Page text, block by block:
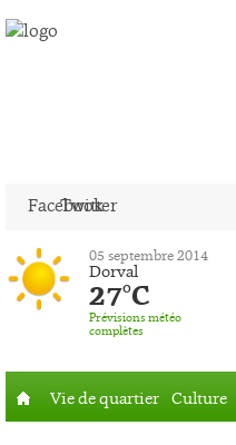
Facebook
Twitter
05 septembre 2014
Dorval
27°C
Prévisions météo
complètes
Vie de quartier Culture